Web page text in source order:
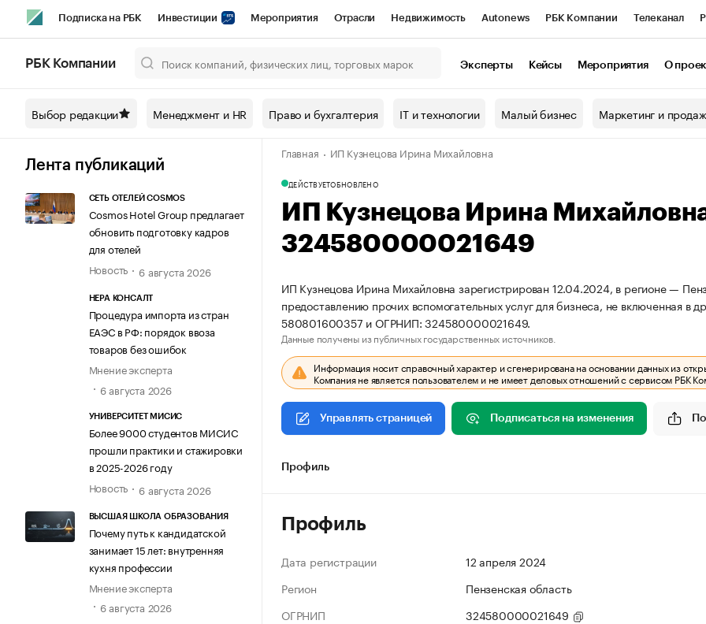
Подписка на РБК Инвестиции Мероприятия Отрасли Недвижимость Autonews РБК Компании Телеканал
Спецпроекты СПб Конференции СПб Спецпроекты Проверка контрагентов
Технологии и медиа Рынок наличной валюты
РБК Компании Эксперты Кейсы Мероприятия О
Выбор редакции Менеджмент и HR Право и бухгалтерия IT и технологии Малый бизнес Маркетинг и
Лента публикаций
СЕТЬ ОТЕЛЕЙ COSMOS
Cosmos Hotel Group предлагает
обновить подготовку кадров
для отелей
Новость
6 августа 2026
НЕРА КОНСАЛТ
Процедура импорта из стран
ЕАЭС в РФ: порядок ввоза
товаров без ошибок
Мнение эксперта
6 августа 2026
УНИВЕРСИТЕТ МИСИС
Более 9000 студентов МИСИС
прошли практики и стажировки
в 2025-2026 году
Новость
6 августа 2026
ВЫСШАЯ ШКОЛА ОБРАЗОВАНИЯ
Почему путь к кандидатской
занимает 15 лет: внутренняя
кухня профессии
Мнение эксперта
6 августа 2026
Главная ИП Кузнецова Ирина Михайловна
ДЕЙСТВУЕТОБНОВЛЕНО
ИП Кузнецова Ирина
324580000021649
ИП Кузнецова Ирина Михайловна зарегистрирован 12.04.2024, в регионе —
предоставлению прочих вспомогательных услуг для бизнеса, не включенная в
580801600357 и ОГРНИП: 324580000021649.
Данные получены из публичных государственных источников.
Информация носит справочный характер и сгенерирована на основании данных из
Компания не является пользователем и не имеет деловых отношений с сервисом РБК
Управлять страницей Подписаться на изменения
Профиль
Профиль
Дата регистрации
12 апреля 2024
Регион
Пензенская область
ОГРНИП
324580000021649